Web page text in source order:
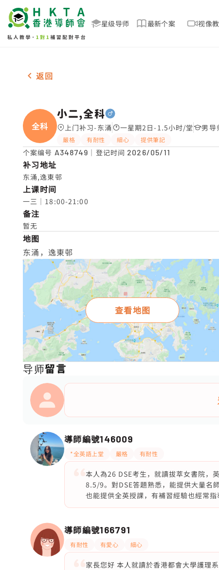
星级导师 最新个案 视像
男-1名 小二,全科，东涌 补习推介
返回
全科
小二,全科
上门补习-东涌 一星期2日-1.5小时/堂 男导
嚴格 有耐性 細心 提供筆記
个案编号 A348749 ｜登记时间 2026/05/11
补习地址
东涌,逸東邨
上课时间
一三｜18:00-21:00
备注
暂无
地图
东涌，逸東邨
查看地图
导师留言
導師編號146009
*全英語上堂 嚴格 有耐性
本人為26 DSE考生，就讀拔萃女書院
8.5/9。對DSE答題熟悉，能提供大量名
也能提供全英授課，有補習經驗也經常指
導師編號166791
有耐性 有愛心 細心
家長您好 本人就讀於香港都會大學護理